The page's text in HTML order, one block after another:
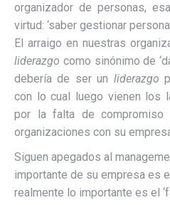
organizador de personas,
virtud: ‘saber gestionar
El arraigo en nuestras
liderazgo como sinónimo de
debería de ser un liderazgo
con lo cual luego vienen los
por la falta de
organizaciones con su
Siguen apegados al
importante de su empresa es
realmente lo importante es el